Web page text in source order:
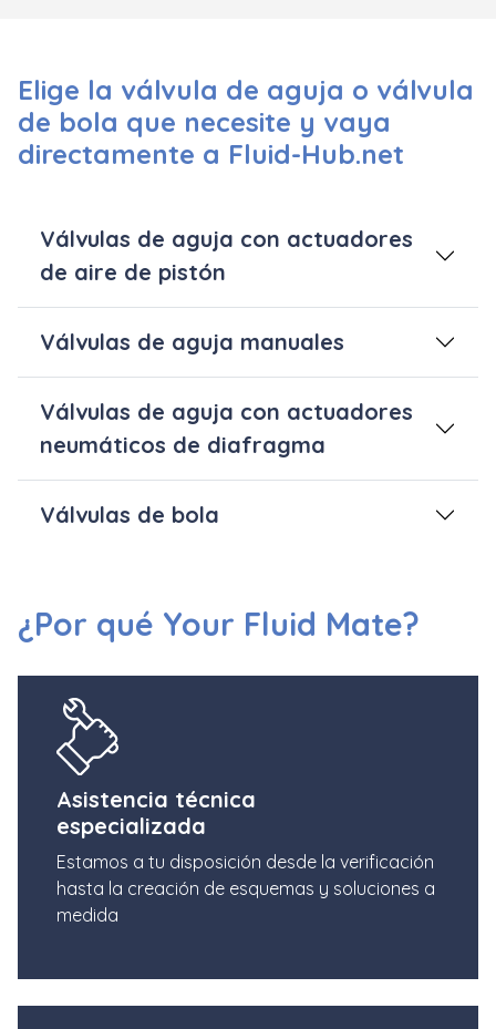
Elige la válvula de aguja o válvula
de bola que necesite y vaya
directamente a Fluid-Hub.net
Válvulas de aguja con actuadores
de aire de pistón
Válvulas de aguja manuales
Válvulas de aguja con actuadores
neumáticos de diafragma
Válvulas de bola
¿Por qué Your Fluid Mate?
Asistencia técnica
especializada
Estamos a tu disposición desde la verificación
hasta la creación de esquemas y soluciones a
medida